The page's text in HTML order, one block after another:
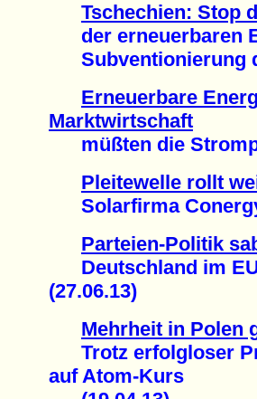
Tschechien: Stop
der erneuerbaren
Subventionierung
Erneuerbare
Marktwirtschaft
müßten die
Pleitewelle rollt
Solarfirma
Parteien-Politik
Deutschland im
(27.06.13)
Mehrheit in Polen
Trotz erfolgloser
auf Atom-Kurs